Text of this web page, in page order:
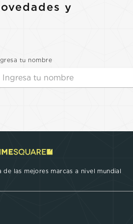
y
tu nombre
de las mejores marcas a nivel mundial